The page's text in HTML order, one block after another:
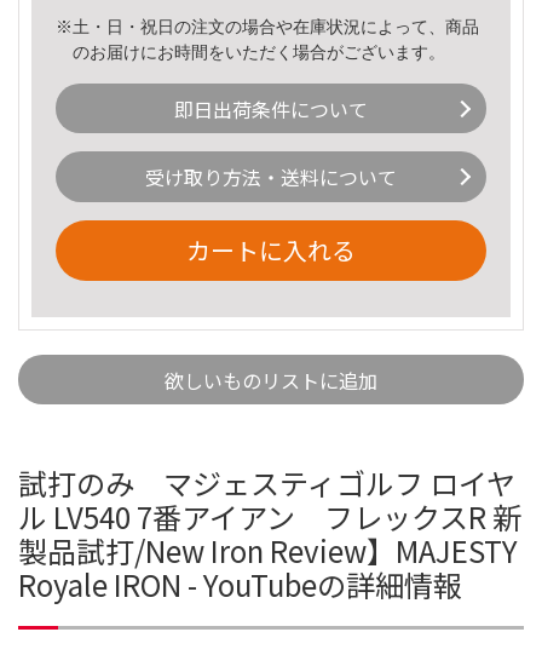
※土・日・祝日の注文の場合や在庫状況によって、商品
のお届けにお時間をいただく場合がございます。
即日出荷条件について
受け取り方法・送料について
カートに入れる
欲しいものリストに追加
試打のみ マジェスティゴルフ ロイヤ
ル LV540 7番アイアン フレックスR 新
製品試打/New Iron Review】MAJESTY
Royale IRON - YouTubeの詳細情報